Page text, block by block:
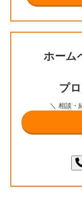
ホーム
プ
＼ 相談・